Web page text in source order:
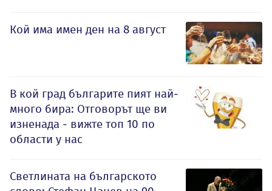
Кой има имен ден на 8 август
В кой град българите пият най-
много бира: Отговорът ще ви
изненада - вижте топ 10 по
области у нас
Светлината на българското